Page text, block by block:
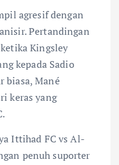
agresif dengan
Pertandingan
Kingsley
kepada Sadio
biasa, Mané
keras yang
Ittihad FC vs Al-
penuh suporter